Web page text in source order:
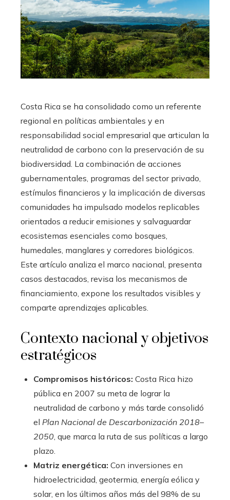
Costa Rica se ha consolidado como un referente
regional en políticas ambientales y en
responsabilidad social empresarial que articulan la
neutralidad de carbono con la preservación de su
biodiversidad. La combinación de acciones
gubernamentales, programas del sector privado,
estímulos financieros y la implicación de diversas
comunidades ha impulsado modelos replicables
orientados a reducir emisiones y salvaguardar
ecosistemas esenciales como bosques,
humedales, manglares y corredores biológicos.
Este artículo analiza el marco nacional, presenta
casos destacados, revisa los mecanismos de
financiamiento, expone los resultados visibles y
comparte aprendizajes aplicables.
Contexto nacional y objetivos
estratégicos
Compromisos históricos: Costa Rica hizo
pública en 2007 su meta de lograr la
neutralidad de carbono y más tarde consolidó
el Plan Nacional de Descarbonización 2018–
2050, que marca la ruta de sus políticas a largo
plazo.
Matriz energética: Con inversiones en
hidroelectricidad, geotermia, energía eólica y
solar, en los últimos años más del 98% de su